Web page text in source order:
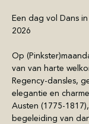
Een dag vol Dans
2026
Op
van van harte
Regency-dansles,
elegantie en
Austen (1775-
begeleiding van